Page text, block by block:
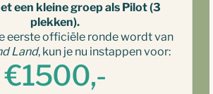
een kleine groep als Pilot (3
plekken).
eerste officiële ronde wordt van
Land, kun je nu instappen voor:
€1500,-